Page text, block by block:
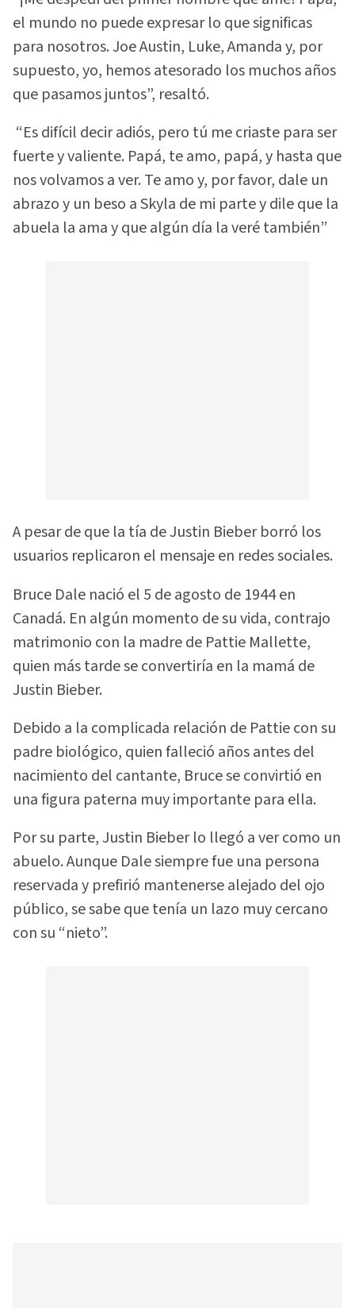
el mundo no puede expresar lo que significas
para nosotros. Joe Austin, Luke, Amanda y, por
supuesto, yo, hemos atesorado los muchos años
que pasamos juntos”, resaltó.
“Es difícil decir adiós, pero tú me criaste para ser
fuerte y valiente. Papá, te amo, papá, y hasta que
nos volvamos a ver. Te amo y, por favor, dale un
abrazo y un beso a Skyla de mi parte y dile que la
abuela la ama y que algún día la veré también”
A pesar de que la tía de Justin Bieber borró los
usuarios replicaron el mensaje en redes sociales.
Bruce Dale nació el 5 de agosto de 1944 en
Canadá. En algún momento de su vida, contrajo
matrimonio con la madre de Pattie Mallette,
quien más tarde se convertiría en la mamá de
Justin Bieber.
Debido a la complicada relación de Pattie con su
padre biológico, quien falleció años antes del
nacimiento del cantante, Bruce se convirtió en
una figura paterna muy importante para ella.
Por su parte, Justin Bieber lo llegó a ver como un
abuelo. Aunque Dale siempre fue una persona
reservada y prefirió mantenerse alejado del ojo
público, se sabe que tenía un lazo muy cercano
con su “nieto”.